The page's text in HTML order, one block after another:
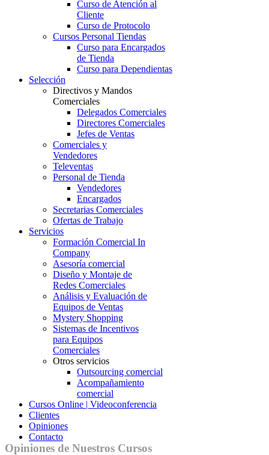
Curso de Atención al
Cliente
Curso de Protocolo
Cursos Personal Tiendas
Curso para Encargados
de Tienda
Curso para Dependientas
Selección
Directivos y Mandos
Comerciales
Delegados Comerciales
Directores Comerciales
Jefes de Ventas
Comerciales y
Vendedores
Televentas
Personal de Tienda
Vendedores
Encargados
Secretarias Comerciales
Ofertas de Trabajo
Servicios
Formación Comercial In
Company
Asesoría comercial
Diseño y Montaje de
Redes Comerciales
Análisis y Evaluación de
Equipos de Ventas
Mystery Shopping
Sistemas de Incentivos
para Equipos
Comerciales
Otros servicios
Outsourcing comercial
Acompañamiento
comercial
Cursos Online | Videoconferencia
Clientes
Opiniones
Contacto
Opiniones de Nuestros Cursos